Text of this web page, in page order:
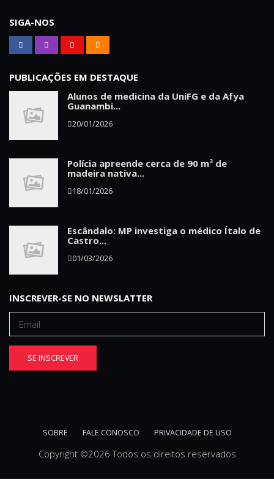
SIGA-NOS
PUBLICAÇÕES EM DESTAQUE
Alunos de medicina da UniFG e da Afya
Guanambi...
20/01/2026
Polícia apreende cerca de 90 m³ de
madeira nativa...
18/01/2026
Escândalo: MP investiga o médico Ítalo de
Castro...
01/03/2026
INSCREVER-SE NO NEWSLATTER
SE INSCREVER
SOBRE FALE CONOSCO PRIVACIDADE DE USO
Copyright ©2026 Todos os direitos reservados